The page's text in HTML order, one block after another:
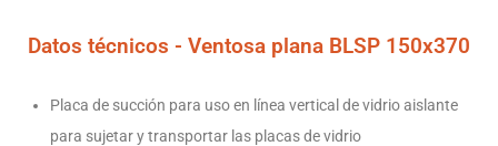
Datos técnicos - Ventosa plana BLSP 150x370
Placa de succión para uso en línea vertical de vidrio aislante
para sujetar y transportar las placas de vidrio